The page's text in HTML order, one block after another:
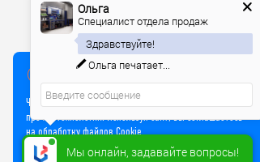
Мы используем куки
Чтобы улучшить работу сайта, мы используем Cookie и
прочие технологии. Используя сайт, вы соглашаетесь
на обработку файлов Cookie
Мы онлайн, задавайте вопросы!
Ольга
Специалист отдела продаж
Здравствуйте!
Ольга печатает...